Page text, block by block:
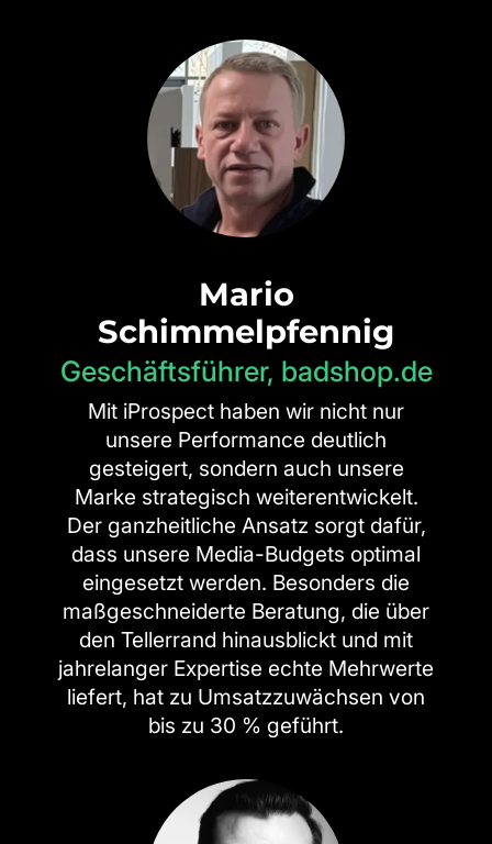
Mario
Schimmelpfennig
Geschäftsführer, badshop.de
Mit iProspect haben wir nicht nur
unsere Performance deutlich
gesteigert, sondern auch unsere
Marke strategisch weiterentwickelt.
Der ganzheitliche Ansatz sorgt dafür,
dass unsere Media-Budgets optimal
eingesetzt werden. Besonders die
maßgeschneiderte Beratung, die über
den Tellerrand hinausblickt und mit
jahrelanger Expertise echte Mehrwerte
liefert, hat zu Umsatzzuwächsen von
bis zu 30 % geführt.